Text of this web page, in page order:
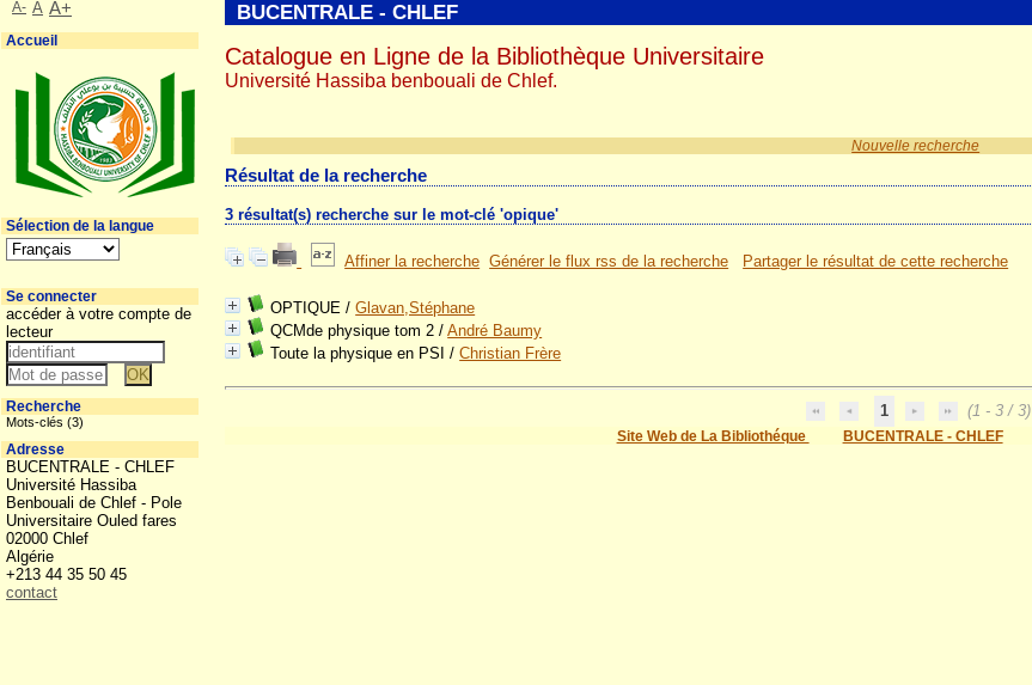
Nouvelle recherche
Résultat de la recherche
3 résultat(s) recherche sur le mot-clé 'opique'
Affiner la recherche Générer le flux rss de la recherche Partager le résultat de cette recherche
OPTIQUE /Glavan,Stéphane
QCMde physique tom 2 /André Baumy
Toute la physique en PSI /Christian Frère
1 (1 - 3 / 3)
Site Web de La Bibliothéque BUCENTRALE - CHLEF
BUCENTRALE - CHLEF
Catalogue en Ligne de la Bibliothèque Universitaire
Université Hassiba benbouali de Chlef.
A- A A+
Accueil
Sélection de la langue
Se connecter
accéder à votre compte de
lecteur
Recherche
Mots-clés (3)
Adresse
BUCENTRALE - CHLEF
Université Hassiba
Benbouali de Chlef - Pole
Universitaire Ouled fares
02000 Chlef
Algérie
+213 44 35 50 45
contact